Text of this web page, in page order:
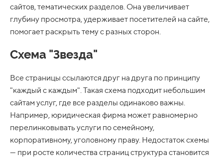
сайтов, тематических разделов. Она увеличивает
глубину просмотра, удерживает посетителей на сайте,
помогает раскрыть тему с разных сторон.
Схема "Звезда"
Все страницы ссылаются друг на друга по принципу
"каждый с каждым". Такая схема подходит небольшим
сайтам услуг, где все разделы одинаково важны.
Например, юридическая фирма может равномерно
перелинковывать услуги по семейному,
корпоративному, уголовному праву. Недостаток схемы
— при росте количества страниц структура становится